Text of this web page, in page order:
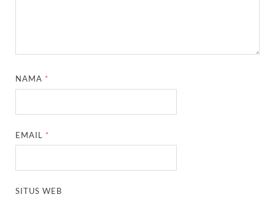
NAMA *
EMAIL *
SITUS WEB